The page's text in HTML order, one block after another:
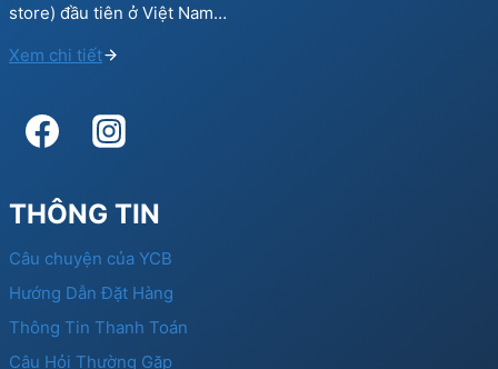
store) đầu tiên ở Việt Nam…
Xem chi tiết
THÔNG TIN
Câu chuyện của YCB
Hướng Dẫn Đặt Hàng
Thông Tin Thanh Toán
Câu Hỏi Thường Gặp